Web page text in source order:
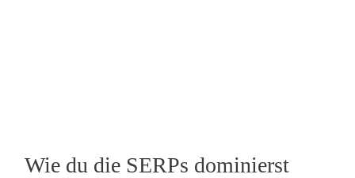
Wie du die SERPs dominierst